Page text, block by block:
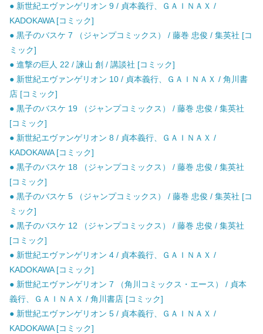
● 新世紀エヴァンゲリオン 9 / 貞本義行、ＧＡＩＮＡＸ /
KADOKAWA [コミック]
● 黒子のバスケ 7 （ジャンプコミックス） / 藤巻 忠俊 / 集英社 [コ
ミック]
● 進撃の巨人 22 / 諫山 創 / 講談社 [コミック]
● 新世紀エヴァンゲリオン 10 / 貞本義行、ＧＡＩＮＡＸ / 角川書
店 [コミック]
● 黒子のバスケ 19 （ジャンプコミックス） / 藤巻 忠俊 / 集英社
[コミック]
● 新世紀エヴァンゲリオン 8 / 貞本義行、ＧＡＩＮＡＸ /
KADOKAWA [コミック]
● 黒子のバスケ 18 （ジャンプコミックス） / 藤巻 忠俊 / 集英社
[コミック]
● 黒子のバスケ 5 （ジャンプコミックス） / 藤巻 忠俊 / 集英社 [コ
ミック]
● 黒子のバスケ 12 （ジャンプコミックス） / 藤巻 忠俊 / 集英社
[コミック]
● 新世紀エヴァンゲリオン 4 / 貞本義行、ＧＡＩＮＡＸ /
KADOKAWA [コミック]
● 新世紀エヴァンゲリオン 7 （角川コミックス・エース） / 貞本
義行、ＧＡＩＮＡＸ / 角川書店 [コミック]
● 新世紀エヴァンゲリオン 5 / 貞本義行、ＧＡＩＮＡＸ /
KADOKAWA [コミック]